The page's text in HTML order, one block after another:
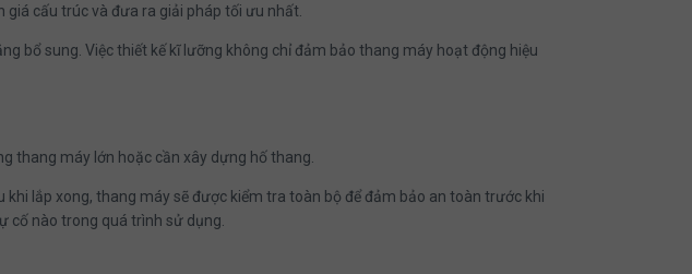
giá cấu trúc và đưa ra giải pháp tối ưu nhất.
bổ sung. Việc thiết kế kĩ lưỡng không chỉ đảm bảo thang máy hoạt động hiệu
thang máy lớn hoặc cần xây dựng hố thang.
lắp xong, thang máy sẽ được kiểm tra toàn bộ để đảm bảo an toàn trước khi
cố nào trong quá trình sử dụng.